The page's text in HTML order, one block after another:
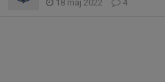
18 maj 2022 4